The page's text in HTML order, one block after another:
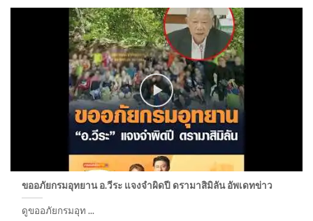
ขออภัยกรมอุทยาน อ.วีระ แจงจำผิดปี ดรามาสิมิลัน อัพเดทข่าว
ดูขออภัยกรมอุท ...